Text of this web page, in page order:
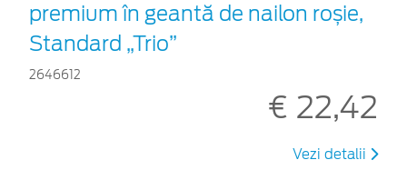
premium în geantă de nailon roșie,
Standard „Trio”
2646612
€ 22,42
Vezi detalii